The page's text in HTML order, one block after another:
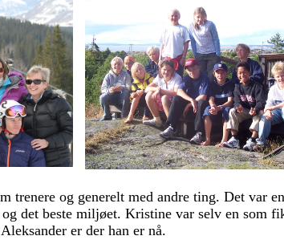
trenere og generelt med andre ting. Det var
det beste miljøet. Kristine var selv en som
er der han er nå.